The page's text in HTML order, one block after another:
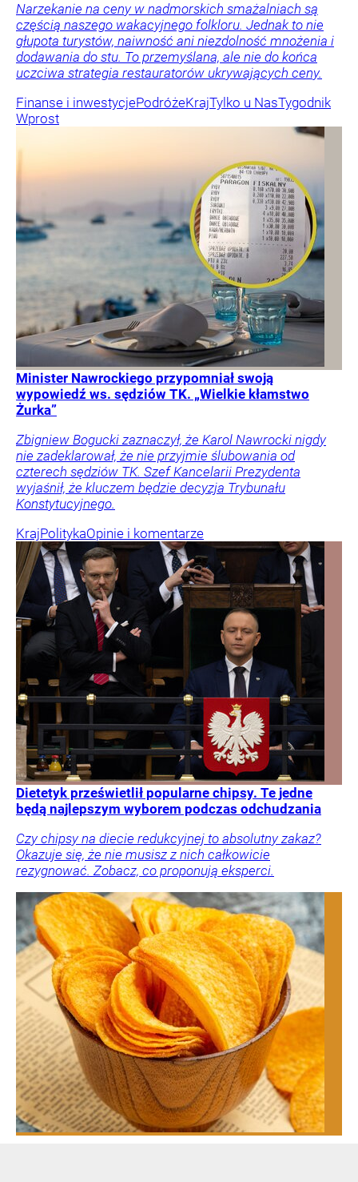
Narzekanie na ceny w nadmorskich smażalniach są
częścią naszego wakacyjnego folkloru. Jednak to nie
głupota turystów, naiwność ani niezdolność mnożenia i
dodawania do stu. To przemyślana, ale nie do końca
uczciwa strategia restauratorów ukrywających ceny.
Finanse i inwestycjePodróżeKrajTylko u NasTygodnik
Wprost
Minister Nawrockiego przypomniał swoją
wypowiedź ws. sędziów TK. „Wielkie kłamstwo
Żurka”
Zbigniew Bogucki zaznaczył, że Karol Nawrocki nigdy
nie zadeklarował, że nie przyjmie ślubowania od
czterech sędziów TK. Szef Kancelarii Prezydenta
wyjaśnił, że kluczem będzie decyzja Trybunału
Konstytucyjnego.
KrajPolitykaOpinie i komentarze
Dietetyk prześwietlił popularne chipsy. Te jedne
będą najlepszym wyborem podczas odchudzania
Czy chipsy na diecie redukcyjnej to absolutny zakaz?
Okazuje się, że nie musisz z nich całkowicie
rezygnować. Zobacz, co proponują eksperci.